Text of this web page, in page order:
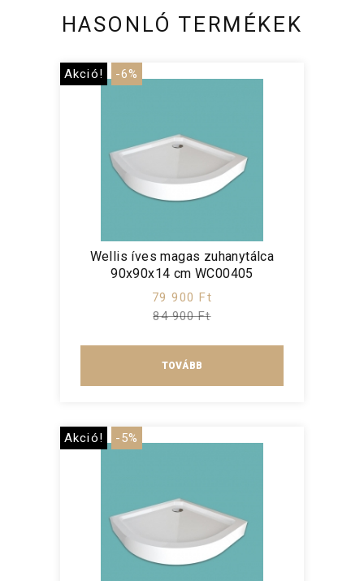
HASONLÓ TERMÉKEK
Akció! -6%
Wellis íves magas zuhanytálca
90x90x14 cm WC00405
79 900 Ft
84 900 Ft
TOVÁBB
Akció! -5%